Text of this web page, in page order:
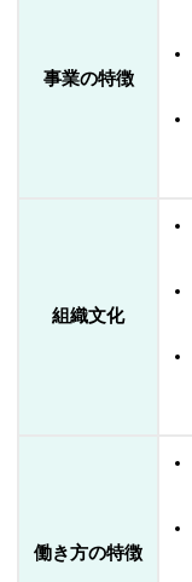
事業の特徴
組織文化
働き方の特徴